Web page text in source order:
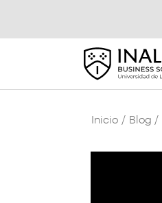
Inicio / Blog /